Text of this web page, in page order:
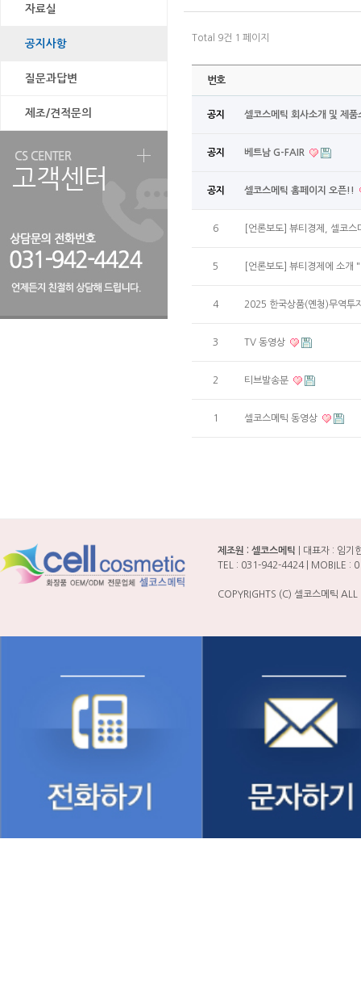
자료실
공지사항
질문과답변
제조/견적문의
Total 9건 1 페이지
번호
공지 셀코스메틱 회사소개 및 제
공지 베트남 G-FAIR
공지 셀코스메틱 홈페이지 오픈!!
6 [언론보도] 뷰티경제, 셀코
5 [언론보도] 뷰티경제에 소
4 2025 한국상품(옌청)무역투
3 TV 동영상
2 티브발송분
1 셀코스메틱 동영상
제조원 : 셀코스메틱 | 대표자 : 임
TEL : 031-942-4424 | MOBILE :
COPYRIGHTS (C) 셀코스메틱 ALL